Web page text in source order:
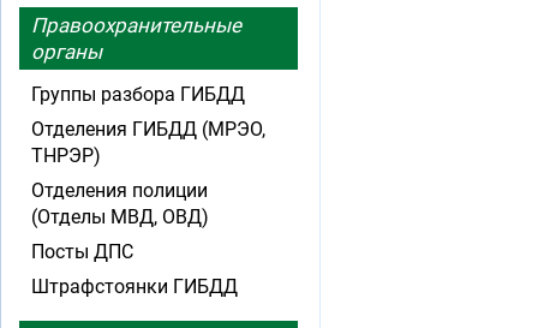
Правоохранительные
органы
Группы разбора ГИБДД
Отделения ГИБДД (МРЭО,
ТНРЭР)
Отделения полиции
(Отделы МВД, ОВД)
Посты ДПС
Штрафстоянки ГИБДД